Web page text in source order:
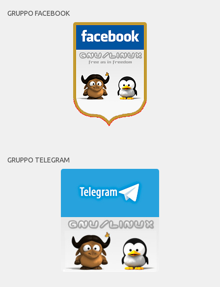
GRUPPO FACEBOOK
GRUPPO TELEGRAM